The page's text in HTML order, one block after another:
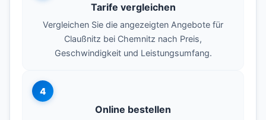
Tarife vergleichen
Vergleichen Sie die angezeigten Angebote für
Claußnitz bei Chemnitz nach Preis,
Geschwindigkeit und Leistungsumfang.
4
Online bestellen